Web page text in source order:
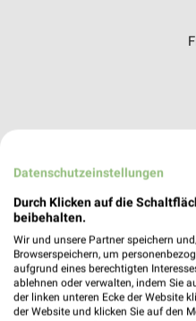
Datenschutzeinstellungen
Durch Klicken auf die
beibehalten.
Wir und unsere Partner speichern
Browserspeichern, um
aufgrund eines berechtigten
ablehnen oder verwalten, indem Sie
der linken unteren Ecke der Website
der Website und klicken Sie auf den